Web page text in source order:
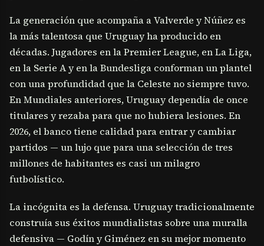
La generación que acompaña a Valverde y Núñez es
la más talentosa que Uruguay ha producido en
décadas. Jugadores en la Premier League, en La Liga,
en la Serie A y en la Bundesliga conforman un plantel
con una profundidad que la Celeste no siempre tuvo.
En Mundiales anteriores, Uruguay dependía de once
titulares y rezaba para que no hubiera lesiones. En
2026, el banco tiene calidad para entrar y cambiar
partidos — un lujo que para una selección de tres
millones de habitantes es casi un milagro
futbolístico.
La incógnita es la defensa. Uruguay tradicionalmente
construía sus éxitos mundialistas sobre una muralla
defensiva — Godín y Giménez en su mejor momento